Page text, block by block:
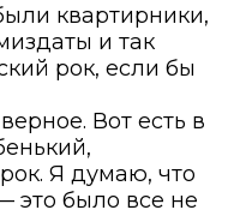
квартирники,
и так
рок, если бы
Вот есть в
Я думаю, что
было все не